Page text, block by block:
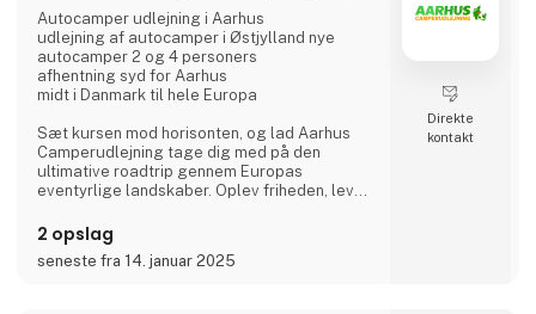
Autocamper udlejning i Aarhus
udlejning af autocamper i Østjylland nye
autocamper 2 og 4 personers
afhentning syd for Aarhus
midt i Danmark til hele Europa
Sæt kursen mod horisonten, og lad Aarhus
Camperudlejning tage dig med på den
ultimative roadtrip gennem Europas
eventyrlige landskaber. Oplev friheden, lev
vejviser til uforglemmelige øjeblikke med
vores autocamper udlejning.
2 opslag
seneste fra 14. januar 2025
Direkte
kontakt